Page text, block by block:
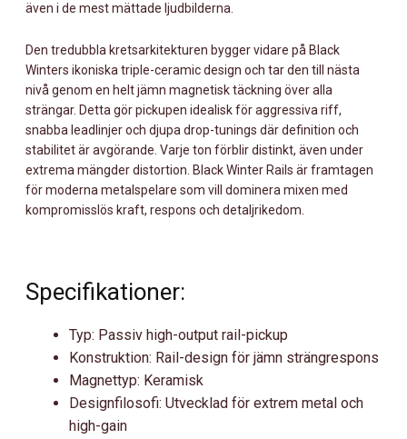
även i de mest mättade ljudbilderna.
Den tredubbla kretsarkitekturen bygger vidare på Black
Winters ikoniska triple-ceramic design och tar den till nästa
nivå genom en helt jämn magnetisk täckning över alla
strängar. Detta gör pickupen idealisk för aggressiva riff,
snabba leadlinjer och djupa drop-tunings där definition och
stabilitet är avgörande. Varje ton förblir distinkt, även under
extrema mängder distortion. Black Winter Rails är framtagen
för moderna metalspelare som vill dominera mixen med
kompromisslös kraft, respons och detaljrikedom.
Specifikationer:
Typ: Passiv high-output rail-pickup
Konstruktion: Rail-design för jämn strängrespons
Magnettyp: Keramisk
Designfilosofi: Utvecklad för extrem metal och
high-gain